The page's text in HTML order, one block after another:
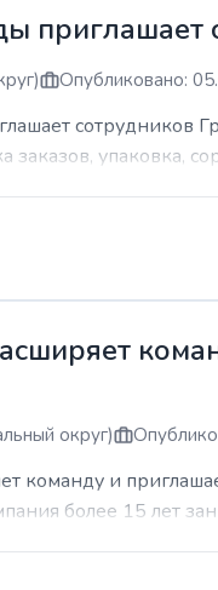
приглашает
Опубликовано:
сотрудников
заказов, упаковка,
округ)
команду и
более 15 лет